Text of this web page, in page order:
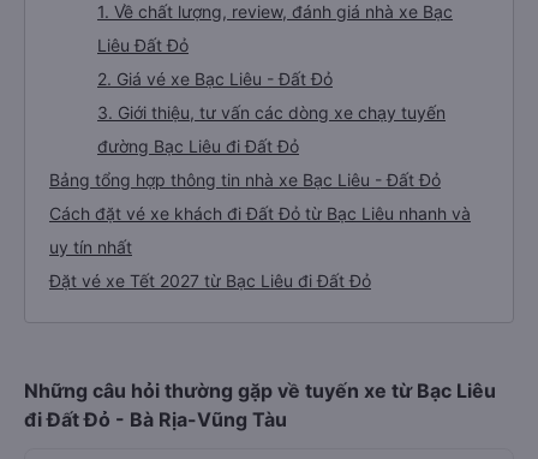
1. Về chất lượng, review, đánh giá nhà xe Bạc
Liêu Đất Đỏ
2. Giá vé xe Bạc Liêu - Đất Đỏ
3. Giới thiệu, tư vấn các dòng xe chạy tuyến
đường Bạc Liêu đi Đất Đỏ
Bảng tổng hợp thông tin nhà xe Bạc Liêu - Đất Đỏ
Cách đặt vé xe khách đi Đất Đỏ từ Bạc Liêu nhanh và
uy tín nhất
Đặt vé xe Tết 2027 từ Bạc Liêu đi Đất Đỏ
Những câu hỏi thường gặp về tuyến xe từ Bạc Liêu
đi Đất Đỏ - Bà Rịa-Vũng Tàu